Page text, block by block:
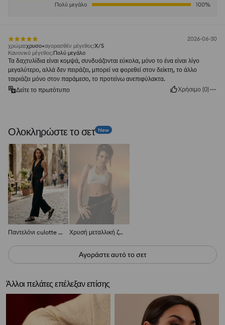
Πολύ μεγάλο
100%
2026-06-30
χρώμα:χρυσο αγορασθέν μέγεθος:X/S
Κανονικό μέγεθος:Πολύ μεγάλο
Τα δαχτυλίδια είναι κομψά, συνδυάζονται εύκολα, μόνο το ένα είναι λίγο
μεγαλύτερο, αλλά δεν πειράζει, μπορεί να φορεθεί στον δείκτη, το άλλο
ταιριάζει μόνο στον παράμεσο, το προτείνω ανεπιφύλακτα.
Δείτε το πρωτότυπο
Χρήσιμο (0)
Ολοκληρώστε το σετ New
Παντελόνι culotte από βισκόζη Χρυσή μεταλλική ζώνη με αλυσίδα
Αγοράστε αυτό το σετ
Άλλοι πελάτες επέλεξαν επίσης